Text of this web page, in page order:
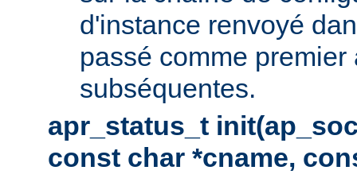
d'instance renvoyé
passé comme
subséquentes.
apr_status_t
const char *cname,